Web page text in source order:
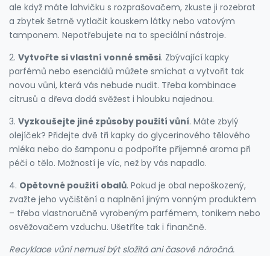
ale když máte lahvičku s rozprašovačem, zkuste ji rozebrat
a zbytek šetrně vytlačit kouskem látky nebo vatovým
tamponem. Nepotřebujete na to speciální nástroje.
2. Vytvořte si vlastní vonné směsi. Zbývající kapky
parfémů nebo esenciálů můžete smíchat a vytvořit tak
novou vůni, která vás nebude nudit. Třeba kombinace
citrusů a dřeva dodá svěžest i hloubku najednou.
3. Vyzkoušejte jiné způsoby použití vůní. Máte zbylý
olejíček? Přidejte dvě tři kapky do glycerinového tělového
mléka nebo do šamponu a podpoříte příjemné aroma při
péči o tělo. Možností je víc, než by vás napadlo.
4. Opětovné použití obalů. Pokud je obal nepoškozený,
zvažte jeho vyčištění a naplnění jiným vonným produktem
– třeba vlastnoručně vyrobeným parfémem, tonikem nebo
osvěžovačem vzduchu. Ušetříte tak i finančně.
Recyklace vůní nemusí být složitá ani časově náročná.